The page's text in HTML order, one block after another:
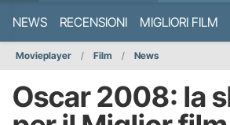
NEWS RECENSIONI MIGLIORI FILM
Movieplayer Film News
Oscar 2008: la